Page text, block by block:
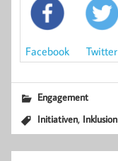
Facebook Twitter
Engagement
Initiativen,